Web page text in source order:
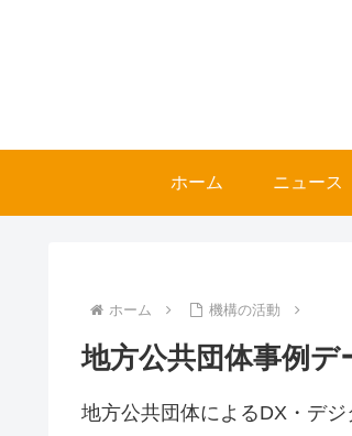
ホーム ニュース
ホーム 機構の活動
地方公共団体事例デ
地方公共団体によるDX・デ